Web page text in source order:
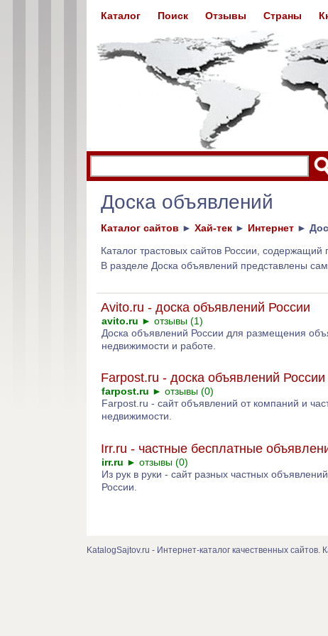
Доска объявлений
Каталог сайтов ► Хай-тек ► Интернет ►
Каталог трастовых сайтов России,
В разделе Доска объявлений представлены
Avito.ru - доска объявлений России
avito.ru ► отзывы (1)
Доска объявлений России для размещения
недвижимости и работе.
Farpost.ru - доска объявлений России
farpost.ru ► отзывы (0)
Farpost.ru - сайт объявлений от компаний и
недвижимости.
Irr.ru - частные бесплатные
irr.ru ► отзывы (0)
Из рук в руки - сайт разных частных
России.
Каталог Поиск Отзывы Страны
KatalogSajtov.ru - Интернет-каталог качественных сайтов.